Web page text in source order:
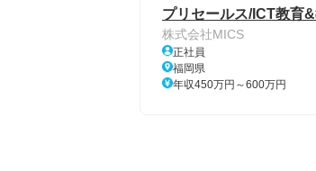
プリセールス/ICT教育
株式会社MICS
正社員
福岡県
年収450万円～600万円